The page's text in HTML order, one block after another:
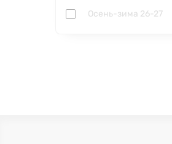
Осень-зима 26-27